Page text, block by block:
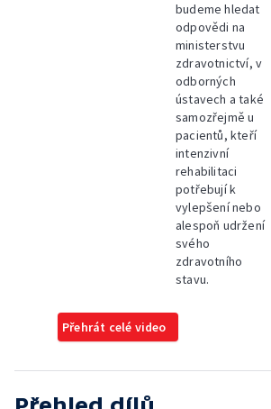
budeme hledat
odpovědi na
ministerstvu
zdravotnictví, v
odborných
ústavech a také
samozřejmě u
pacientů, kteří
intenzivní
rehabilitaci
potřebují k
vylepšení nebo
alespoň udržení
svého
zdravotního
stavu.
Přehrát celé video